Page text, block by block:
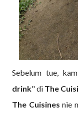
Sebelum tue,
drink" di The
The Cuisines nie